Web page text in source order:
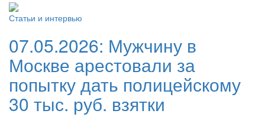
Статьи и интервью
07.05.2026: Мужчину в
Москве арестовали за
попытку дать полицейскому
30 тыс. руб. взятки